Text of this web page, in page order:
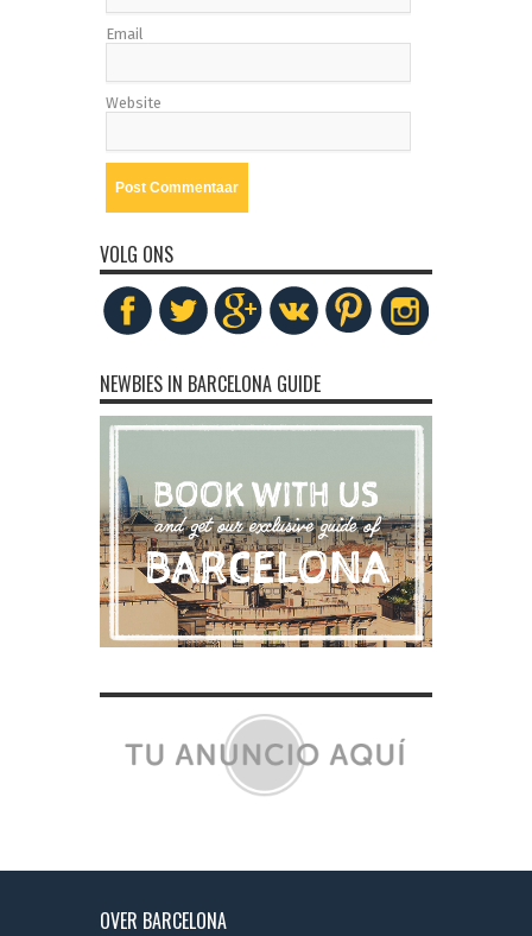
Email
Website
VOLG ONS
NEWBIES IN BARCELONA GUIDE
OVER BARCELONA